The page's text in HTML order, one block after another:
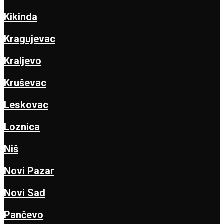
Kikinda
Kragujevac
Kraljevo
Kruševac
Leskovac
Loznica
Niš
Novi Pazar
Novi Sad
Pančevo